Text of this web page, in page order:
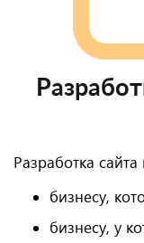
Разработка
бизнесу,
бизнесу, у